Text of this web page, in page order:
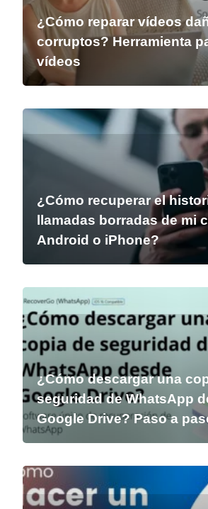
¿Cómo reparar vídeos
corruptos? Herramienta
vídeos
¿Cómo recuperar el
llamadas borradas de mi
Android o iPhone?
¿Cómo descargar una
seguridad de WhatsApp
Google Drive? Paso a